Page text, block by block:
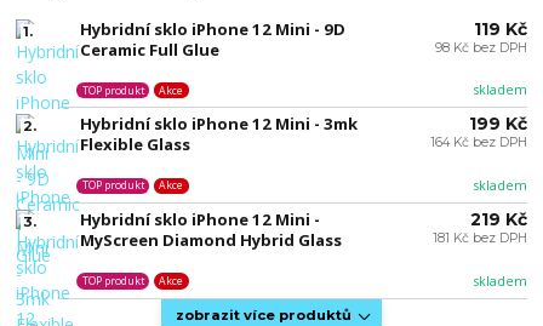
1.
Hybridní sklo iPhone 12 Mini - 9D
Ceramic Full Glue
skladem
TOP produkt Akce
119 Kč
98 Kč bez DPH
2.
Hybridní sklo iPhone 12 Mini - 3mk
Flexible Glass
skladem
TOP produkt Akce
199 Kč
164 Kč bez DPH
3.
Hybridní sklo iPhone 12 Mini -
MyScreen Diamond Hybrid Glass
skladem
TOP produkt Akce
219 Kč
181 Kč bez DPH
zobrazit více produktů